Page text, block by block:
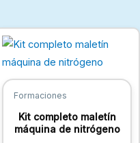
Formaciones
Kit completo maletín
máquina de nitrógeno